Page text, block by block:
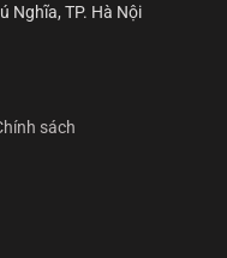
Nghĩa, TP. Hà Nội
sách